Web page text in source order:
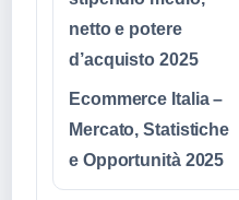
netto e potere
d’acquisto 2025
Ecommerce Italia –
Mercato, Statistiche
e Opportunità 2025